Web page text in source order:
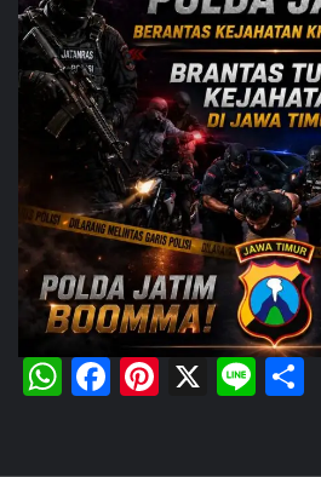
WhatsApp
Facebook
Pinterest
X Line